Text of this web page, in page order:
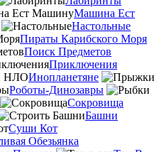
Машина Ест
Настольные
Пираты Карибского Моря
Поиск Предметов
Приключения
Инопланетяне
Роботы-Динозавры
Сокровища
Башни
Суши Кот
Обезьянка